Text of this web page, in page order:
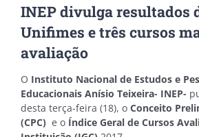
INEP divulga resultados
Unifimes e três cursos
avaliação
O Instituto Nacional de Estudos e
Educacionais Anísio Teixeira- INEP-
desta terça-feira (18), o Conceito
(CPC) e o Índice Geral de Cursos